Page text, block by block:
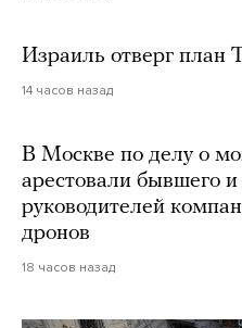
Израиль отверг план
14 часов назад
В Москве по делу о
арестовали бывшего
руководителей
дронов
18 часов назад